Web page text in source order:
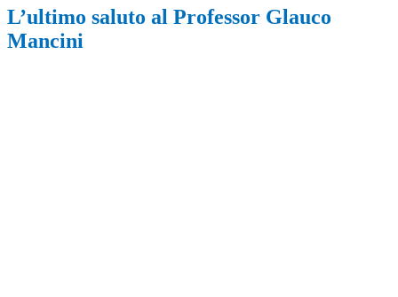
L’ultimo saluto al Professor Glauco
Mancini